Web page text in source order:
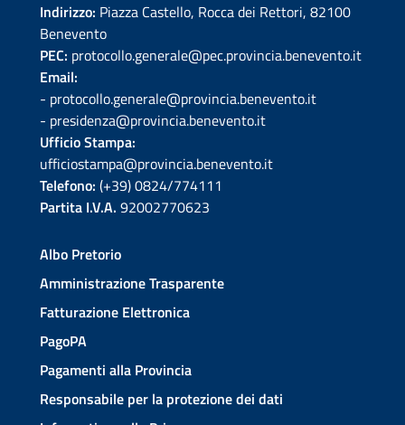
Indirizzo: Piazza Castello, Rocca dei Rettori, 82100
Benevento
PEC: protocollo.generale@pec.provincia.benevento.it
Email:
- protocollo.generale@provincia.benevento.it
- presidenza@provincia.benevento.it
Ufficio Stampa:
ufficiostampa@provincia.benevento.it
Telefono: (+39) 0824/774111
Partita I.V.A. 92002770623
Albo Pretorio
Amministrazione Trasparente
Fatturazione Elettronica
PagoPA
Pagamenti alla Provincia
Responsabile per la protezione dei dati